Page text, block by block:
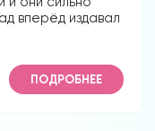
вперёд издавал
ПОДРОБНЕЕ